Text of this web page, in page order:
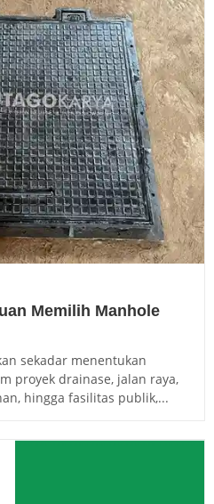
Memilih Manhole
sekadar menentukan
proyek drainase, jalan raya,
hingga fasilitas publik,...